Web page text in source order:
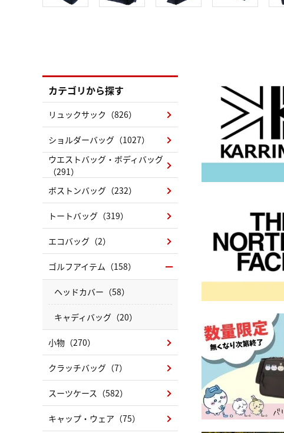
カテゴリから探す
リュックサック（826）
ショルダーバッグ（1027）
ウエストバッグ・ボディバッグ
（291）
ボストンバッグ（232）
トートバッグ（319）
エコバッグ（2）
ゴルフアイテム（158）
ヘッドカバー（58）
キャディバッグ（20）
小物（270）
クラッチバッグ（7）
スーツケース（582）
キャップ・ウェア（75）